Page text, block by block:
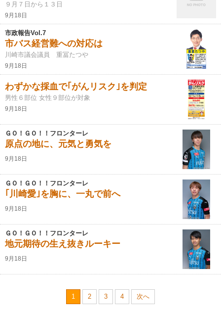
９月７日から１３日
9月18日
市政報告Vol.7
市バス経営難への対応は
川崎市議会議員 重冨たつや
9月18日
わずかな採血で｢がんリスク｣を判定
男性６部位 女性９部位が対象
9月18日
ＧＯ！ＧＯ！！フロンターレ
原点の地に、元気と勇気を
9月18日
ＧＯ！ＧＯ！！フロンターレ
｢川崎愛｣を胸に、一丸で前へ
9月18日
ＧＯ！ＧＯ！！フロンターレ
地元期待の生え抜きルーキー
9月18日
1 2 3 4 次へ